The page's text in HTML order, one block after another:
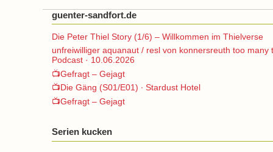
guenter-sandfort.de
Die Peter Thiel Story (1/6) – Willkommen im Thielverse
unfreiwilliger aquanaut / resl von konnersreuth too many
Podcast · 10.06.2026
📺Gefragt – Gejagt
📺Die Gäng (S01/E01) ∙ Stardust Hotel
📺Gefragt – Gejagt
Serien kucken